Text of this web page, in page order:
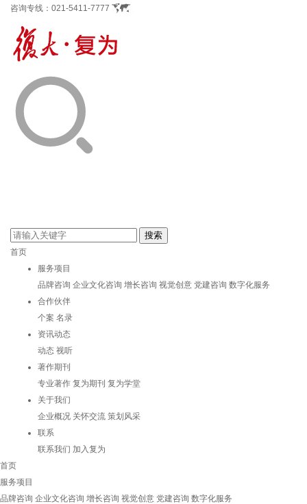
咨询专线： 021-5411-7777
首页
服务项目
品牌咨询 企业文化咨询 增长咨询 视觉创意 党建咨询 数字化服务
合作伙伴
个案 名录
资讯动态
动态 视听
著作期刊
专业著作 复为期刊 复为学堂
关于我们
企业概况 关怀交流 策划风采
联系
联系我们 加入复为
首页
服务项目
品牌咨询 企业文化咨询 增长咨询 视觉创意 党建咨询 数字化服务